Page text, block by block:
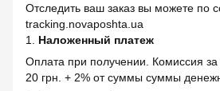
Отследить ваш заказ вы можете по
tracking.novaposhta.ua
1. Наложенный платеж
Оплата при получении. Комиссия
20 грн. + 2% от суммы суммы